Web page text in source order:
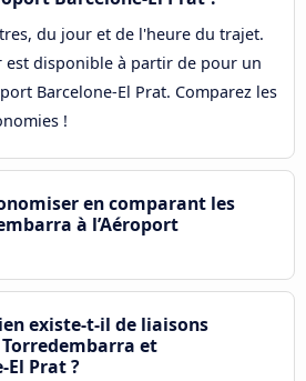
du jour et de l'heure du trajet.
est disponible à partir de pour un
Barcelone-El Prat. Comparez les
!
en comparant les
à l’Aéroport
existe-t-il de liaisons
et
El Prat ?